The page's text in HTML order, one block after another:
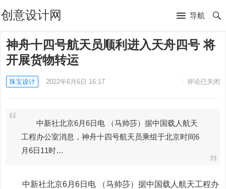
创意设计网 导航
神舟十四号航天员顺利进入天舟四号 将
开展货物转运
珠宝设计 2022年6月6日 16:17 评论已关闭
中新社北京6月6日电 （马帅莎）据中国载人航天
工程办公室消息，神舟十四号航天员乘组于北京时间6
月6日11时…
中新社北京6月6日电 （马帅莎）据中国载人航天工程办